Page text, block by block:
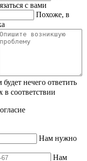
с вами
Похоже, в
нечего ответить
в соответствии
Нам нужно
Нам